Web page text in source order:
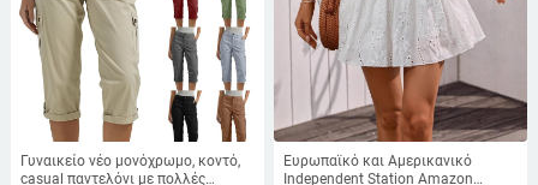
Γυναικείο νέο μονόχρωμο, κοντό,
casual παντελόνι με πολλές
Ευρωπαϊκό και Αμερικανικό
Independent Station Amazon